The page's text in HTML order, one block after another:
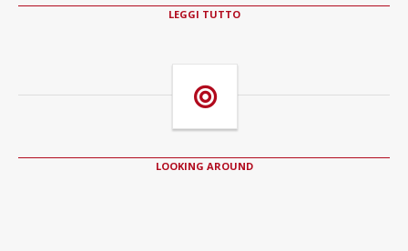
LEGGI TUTTO
LOOKING AROUND